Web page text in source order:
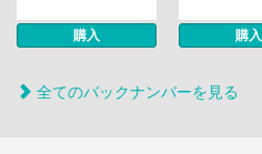
購入 購入
全てのバックナンバーを見る